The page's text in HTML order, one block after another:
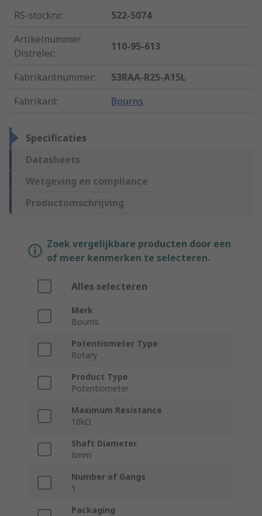
RS-stocknr.:
522-5074
Artikelnummer
Distrelec:
110-95-613
Fabrikantnummer:
53RAA-R25-A15L
Fabrikant: Bourns
Specificaties
Datasheets
Wetgeving en compliance
Productomschrijving
Zoek vergelijkbare producten door een
of meer kenmerken te selecteren.
Alles selecteren
Merk
Bourns
Potentiometer Type
Rotary
Product Type
Potentiometer
Maximum Resistance
10kΩ
Shaft Diameter
6mm
Number of Gangs
1
Packaging